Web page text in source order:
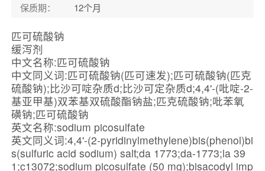
保质期：
12个月
匹可硫酸钠
缓泻剂
中文名称:匹可硫酸钠
中文同义词:匹可硫酸钠(匹可速发);匹可硫酸钠(匹克
硫酸钠);比沙可啶杂质d;比沙可定杂质d;4,4'-(吡啶-2-
基亚甲基)双苯基双硫酸酯钠盐;匹克硫酸钠;吡苯氧
磺钠;匹可硫酸钠
英文名称:sodium picosulfate
英文同义词:4,4'-(2-pyridinylmethylene)bis(phenol)bi
s(sulfuric acid sodium) salt;da 1773;da-1773;la 39
1;c13072;sodium picosulfate (50 mg);bisacodyl imp